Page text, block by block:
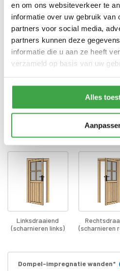
en om ons websiteverkeer te
informatie over uw gebruik van
partners voor social media,
partners kunnen deze
informatie die u aan ze heeft
verzameld op basis van uw
Alles
Deur
Doorloophoogte deur
Bevestigingsmaterialen
Linksdraaiend
(scharnieren links)
(scharnieren
Dompel-impregnatie wanden*